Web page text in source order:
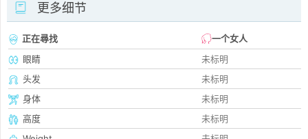
更多细节
正在尋找
一个女人
眼睛
未标明
头发
未标明
身体
未标明
高度
未标明